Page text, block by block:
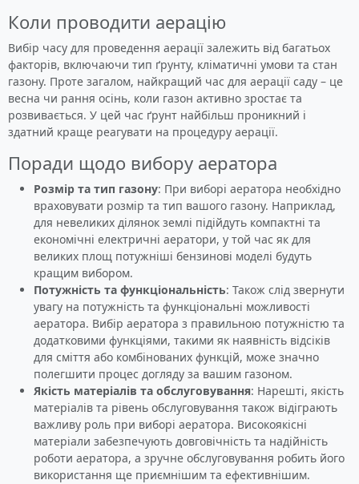
Коли проводити аерацію
Вибір часу для проведення аерації залежить від багатьох
факторів, включаючи тип ґрунту, кліматичні умови та стан
газону. Проте загалом, найкращий час для аерації саду – це
весна чи рання осінь, коли газон активно зростає та
розвивається. У цей час ґрунт найбільш проникний і
здатний краще реагувати на процедуру аерації.
Поради щодо вибору аератора
Розмір та тип газону: При виборі аератора необхідно
враховувати розмір та тип вашого газону. Наприклад,
для невеликих ділянок землі підійдуть компактні та
економічні електричні аератори, у той час як для
великих площ потужніші бензинові моделі будуть
кращим вибором.
Потужність та функціональність: Також слід звернути
увагу на потужність та функціональні можливості
аератора. Вибір аератора з правильною потужністю та
додатковими функціями, такими як наявність відсіків
для сміття або комбінованих функцій, може значно
полегшити процес догляду за вашим газоном.
Якість матеріалів та обслуговування: Нарешті, якість
матеріалів та рівень обслуговування також відіграють
важливу роль при виборі аератора. Високоякісні
матеріали забезпечують довговічність та надійність
роботи аератора, а зручне обслуговування робить його
використання ще приємнішим та ефективнішим.